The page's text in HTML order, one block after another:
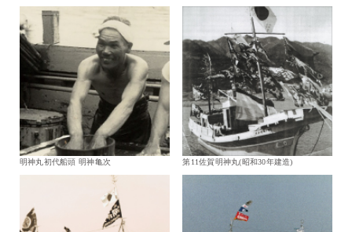
明神丸初代船頭 明神亀次 第11佐賀明神丸(昭和30年建造)